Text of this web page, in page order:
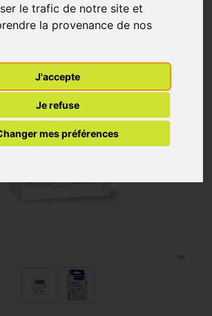
le trafic de notre site et
la provenance de nos
J'accepte
Je refuse
mes préférences